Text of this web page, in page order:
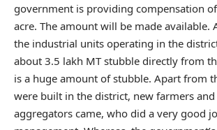
government is providing compensation
acre. The amount will be made available.
the industrial units operating in the
about 3.5 lakh MT stubble directly from
is a huge amount of stubble. Apart from
were built in the district, new farmers
aggregators came, who did a very good